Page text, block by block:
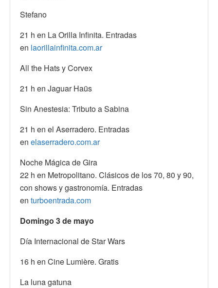
Stefano
21 h en La Orilla Infinita. Entradas
en laorillainfinita.com.ar
All the Hats y Corvex
21 h en Jaguar Haüs
Sin Anestesia: Tributo a Sabina
21 h en el Aserradero. Entradas
en elaserradero.com.ar
Noche Mágica de Gira
22 h en Metropolitano. Clásicos de los 70, 80 y 90,
con shows y gastronomía. Entradas
en turboentrada.com
Domingo 3 de mayo
Día Internacional de Star Wars
16 h en Cine Lumière. Gratis
La luna gatuna